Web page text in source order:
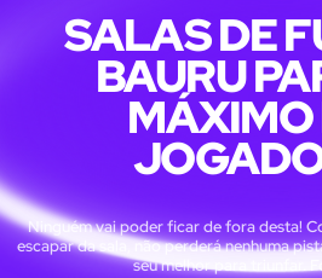
SALAS DE
BAURU
MÁXIMO
Ninguém vai poder ficar de fora desta!
escapar da sala, não perderá nenhuma
seu melhor para triunfar.